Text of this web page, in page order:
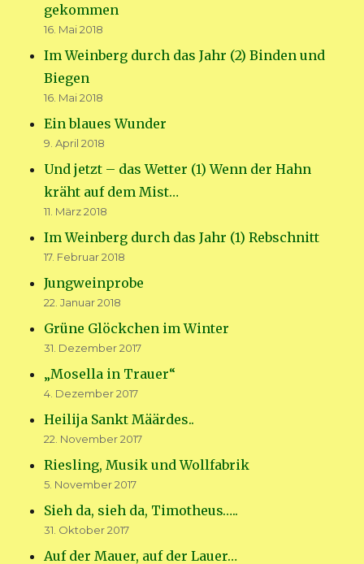
gekommen
16. Mai 2018
Im Weinberg durch das Jahr (2) Binden und
Biegen
16. Mai 2018
Ein blaues Wunder
9. April 2018
Und jetzt – das Wetter (1) Wenn der Hahn
kräht auf dem Mist…
11. März 2018
Im Weinberg durch das Jahr (1) Rebschnitt
17. Februar 2018
Jungweinprobe
22. Januar 2018
Grüne Glöckchen im Winter
31. Dezember 2017
„Mosella in Trauer“
4. Dezember 2017
Heilija Sankt Määrdes..
22. November 2017
Riesling, Musik und Wollfabrik
5. November 2017
Sieh da, sieh da, Timotheus…..
31. Oktober 2017
Auf der Mauer, auf der Lauer…